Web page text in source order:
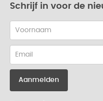
Schrijf in voor de
name